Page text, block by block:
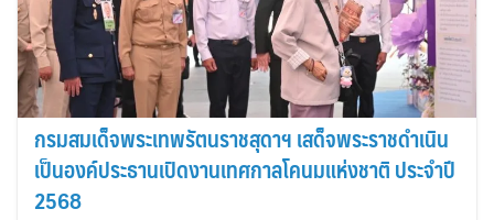
กรมสมเด็จพระเทพรัตนราชสุดาฯ เสด็จพระราชดำเนิน
เป็นองค์ประธานเปิดงานเทศกาลโคนมแห่งชาติ ประจำปี
2568